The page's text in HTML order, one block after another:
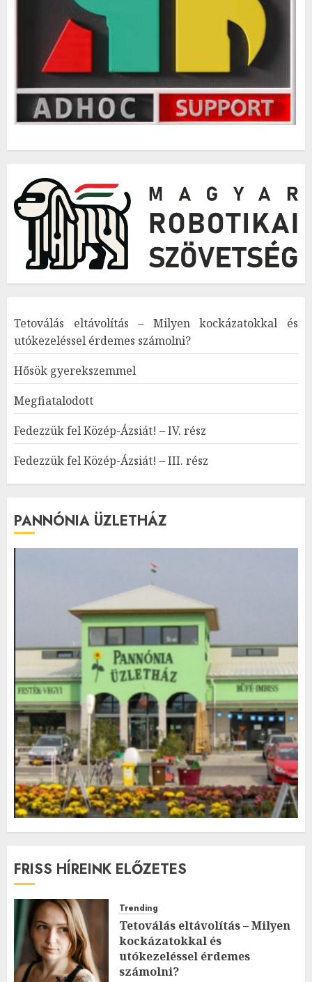
Tetoválás eltávolítás – Milyen kockázatokkal és
utókezeléssel érdemes számolni?
Hősök gyerekszemmel
Megfiatalodott
Fedezzük fel Közép-Ázsiát! – IV. rész
Fedezzük fel Közép-Ázsiát! – III. rész
PANNÓNIA ÜZLETHÁZ
FRISS HÍREINK ELŐZETES
Trending
Tetoválás eltávolítás – Milyen
kockázatokkal és
utókezeléssel érdemes
számolni?